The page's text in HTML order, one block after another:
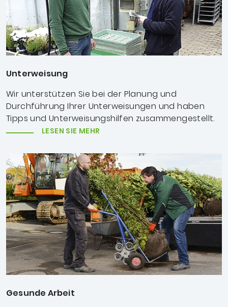
Unterweisung
Wir unterstützen Sie bei der Planung und
Durchführung Ihrer Unterweisungen und haben
Tipps und Unterweisungshilfen zusammengestellt.
LESEN SIE MEHR
Gesunde Arbeit